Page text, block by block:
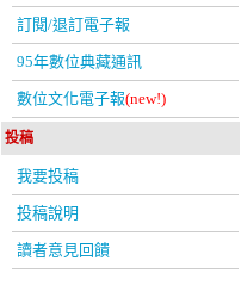
訂閱/退訂電子報
95年數位典藏通訊
數位文化電子報(new!)
投稿
我要投稿
投稿說明
讀者意見回饋